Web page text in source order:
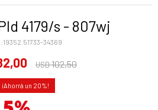
4179/s - 807wj
19352.51733-34369
USD102,50
20